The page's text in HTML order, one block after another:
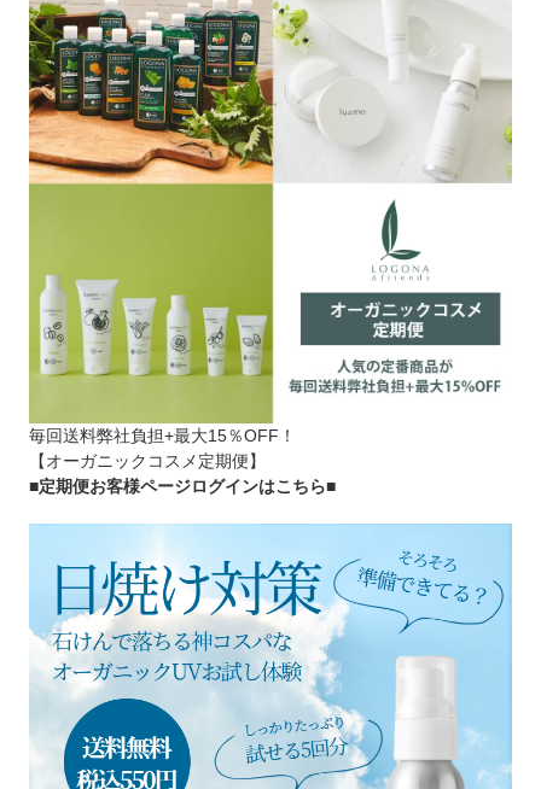
毎回送料弊社負担+最大15％OFF！
【オーガニックコスメ定期便】
■定期便お客様ページログインはこちら■